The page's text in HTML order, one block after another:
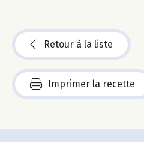
Retour à la liste
Imprimer la recette